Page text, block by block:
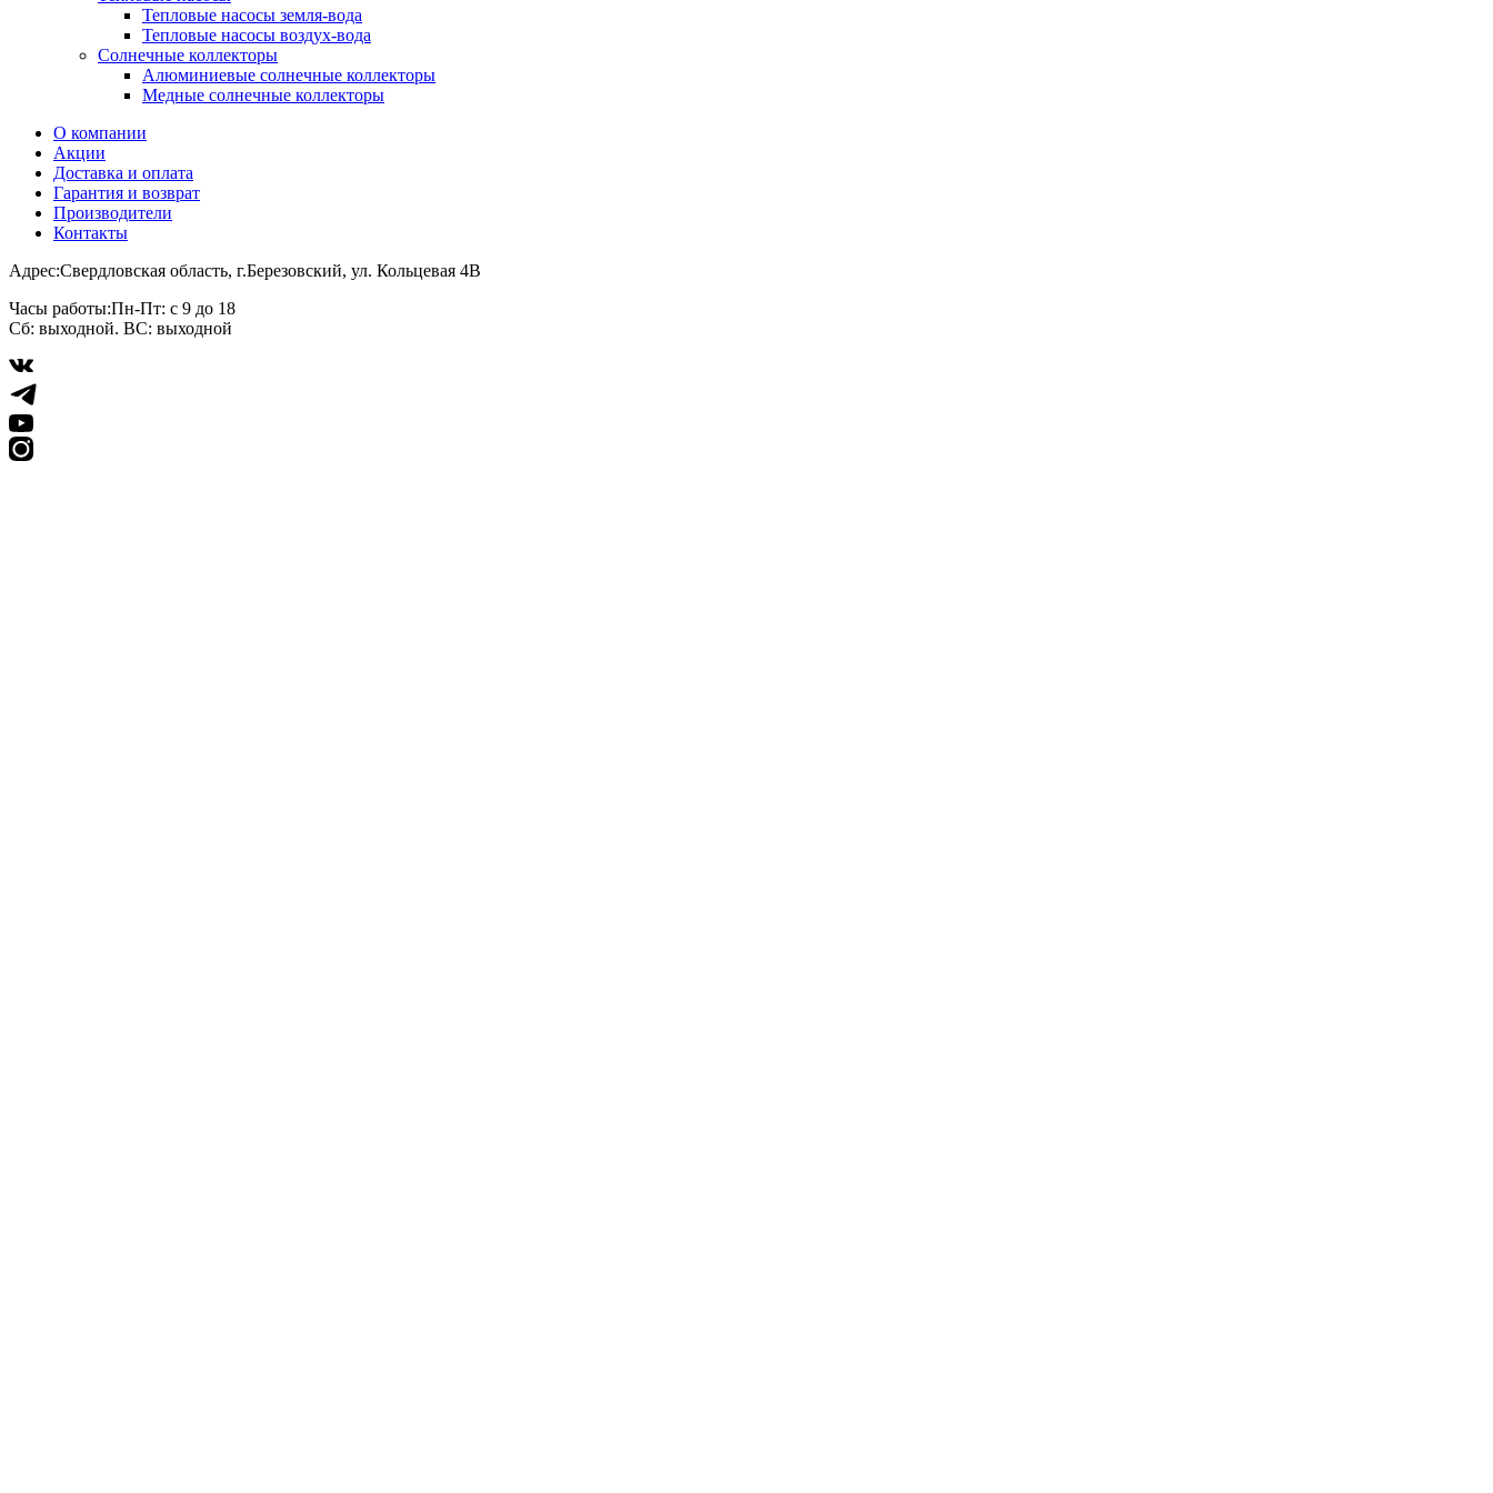
Тепловые насосы земля-вода
Тепловые насосы воздух-вода
Солнечные коллекторы
Алюминиевые солнечные коллекторы
Медные солнечные коллекторы
О компании
Акции
Доставка и оплата
Гарантия и возврат
Производители
Контакты
Адрес:Свердловская область, г.Березовский, ул. Кольцевая 4В
Часы работы:Пн-Пт: с 9 до 18
Сб: выходной. ВС: выходной